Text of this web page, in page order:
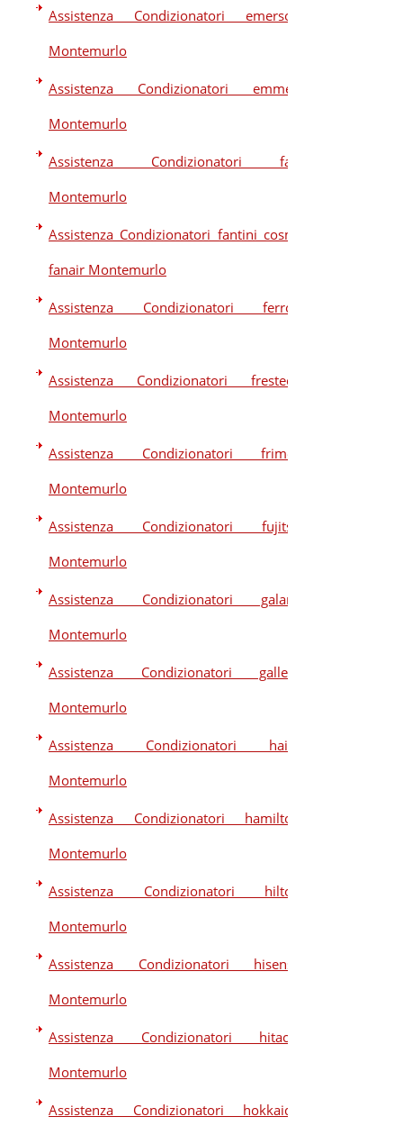
Assistenza Condizionatori emerson
Montemurlo
Assistenza Condizionatori emmeti
Montemurlo
Assistenza Condizionatori fair
Montemurlo
Assistenza Condizionatori fantini cosmi
fanair Montemurlo
Assistenza Condizionatori ferroli
Montemurlo
Assistenza Condizionatori frestech
Montemurlo
Assistenza Condizionatori frimec
Montemurlo
Assistenza Condizionatori fujitsu
Montemurlo
Assistenza Condizionatori galanz
Montemurlo
Assistenza Condizionatori galletti
Montemurlo
Assistenza Condizionatori haier
Montemurlo
Assistenza Condizionatori hamilton
Montemurlo
Assistenza Condizionatori hilton
Montemurlo
Assistenza Condizionatori hisense
Montemurlo
Assistenza Condizionatori hitachi
Montemurlo
Assistenza Condizionatori hokkaido